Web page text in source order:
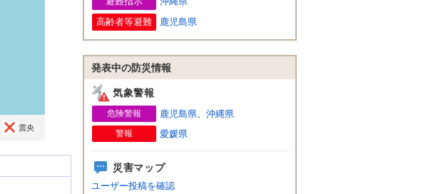
震央
高齢者等避難
鹿児島県
発表中の防災情報
気象警報
危険警報 鹿児島県、 沖縄県
警報 愛媛県
災害マップ
ユーザー投稿を確認